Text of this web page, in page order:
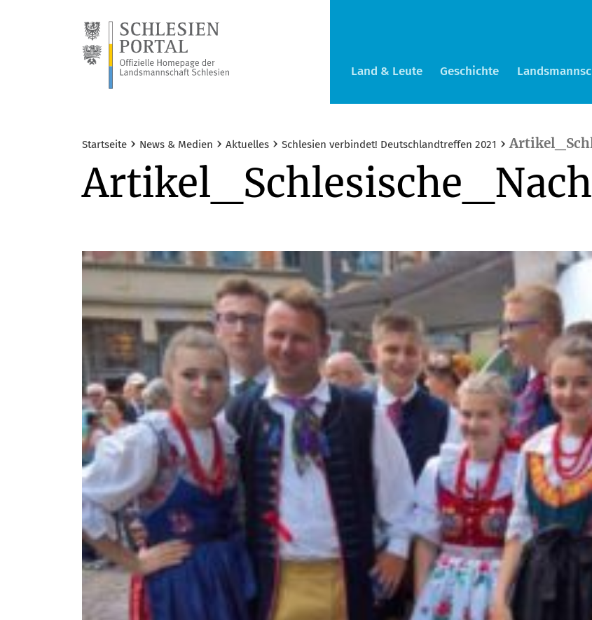
Land & Leute Geschichte
Startseite › News & Medien › Aktuelles › Schlesien verbindet! Deutschlandtreffen 2021 ›